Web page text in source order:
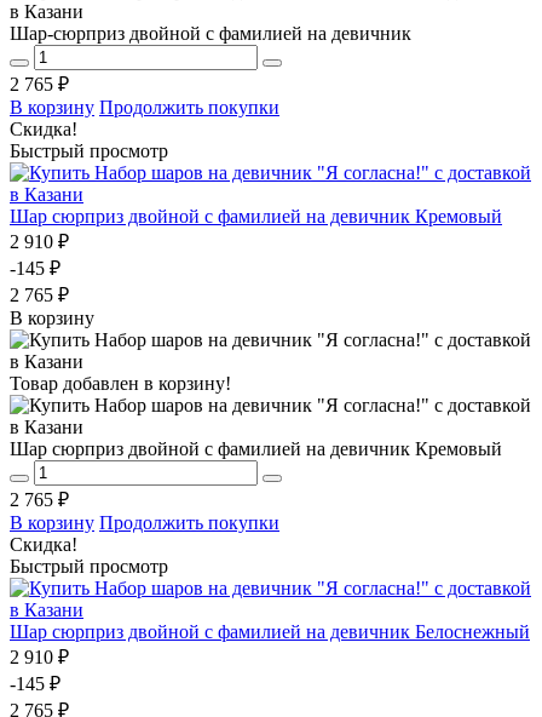
Шар-сюрприз двойной с фамилией на девичник
2 765 ₽
В корзину Продолжить покупки
Скидка!
Быстрый просмотр
Шар сюрприз двойной с фамилией на девичник Кремовый
2 910 ₽
-145 ₽
2 765 ₽
В корзину
Товар добавлен в корзину!
Шар сюрприз двойной с фамилией на девичник Кремовый
2 765 ₽
В корзину Продолжить покупки
Скидка!
Быстрый просмотр
Шар сюрприз двойной с фамилией на девичник Белоснежный
2 910 ₽
-145 ₽
2 765 ₽